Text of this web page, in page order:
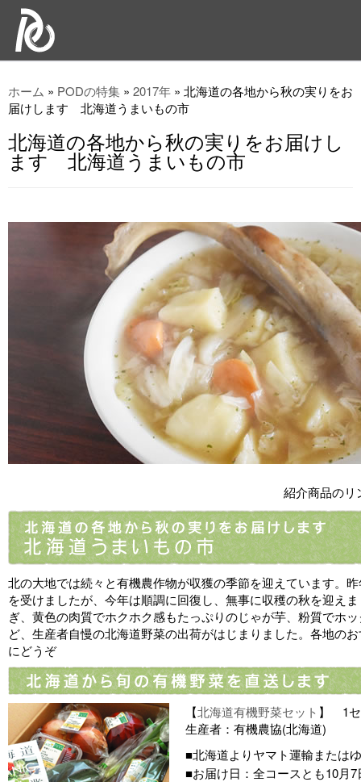
ホーム » PODの特集 » 2017年 » 北海道の各地から秋の実りをお
届けします 北海道うまいもの市
北海道の各地から秋の実りをお届けし
ます 北海道うまいもの市
紹介商品のリ
北の大地では続々と有機農作物が収獲の季節を迎えています。
を受けましたが、今年は順調に回復し、無事に収穫の秋を迎え
ぎ、黄色の肉質でホクホク感もたっぷりのじゃが芋、粉質でホ
ど、生産者自慢の北海道野菜の出荷がはじまりました。各地の
にどうぞ
【北海道有機野菜セット 】 1
生産者：有機農協(北海道)
■北海道よりヤマト運輸または
■お届け日：全コースとも10月7